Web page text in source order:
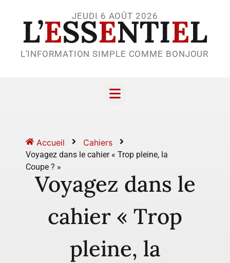
JEUDI 6 AOÛT 2026
L’ESSENTIEL
L’INFORMATION SIMPLE COMME BONJOUR
Accueil Cahiers
Voyagez dans le cahier « Trop pleine, la
Coupe ? »
Voyagez dans le
cahier « Trop
pleine, la